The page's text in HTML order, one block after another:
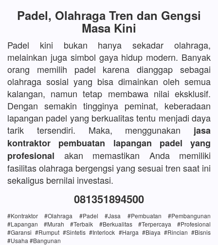
Padel, Olahraga Tren dan Gengsi
Masa Kini
Padel kini bukan hanya sekadar olahraga,
melainkan juga simbol gaya hidup modern. Banyak
orang memilih padel karena dianggap sebagai
olahraga sosial yang bisa dimainkan oleh semua
kalangan, namun tetap membawa nilai eksklusif.
Dengan semakin tingginya peminat, keberadaan
lapangan padel yang berkualitas tentu menjadi daya
tarik tersendiri. Maka, menggunakan jasa
kontraktor pembuatan lapangan padel yang
profesional akan memastikan Anda memiliki
fasilitas olahraga bergengsi yang sesuai tren saat ini
sekaligus bernilai investasi.
081351894500
#Kontraktor #Olahraga #Padel #Jasa #Pembuatan #Pembangunan
#Lapangan #Murah #Terbaik #Berkualitas #Terpercaya #Profesional
#Garansi #Rumput #Sintetis #Interlock #Harga #Biaya #Rincian #Bisnis
#Usaha #Bangunan